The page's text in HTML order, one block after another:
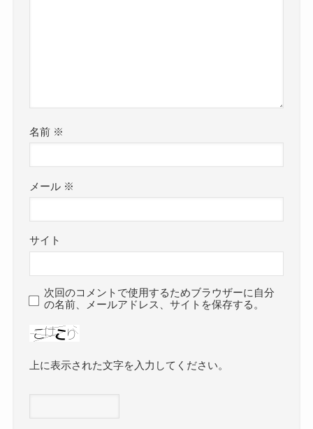
名前 ※
メール ※
サイト
次回のコメントで使用するためブラウザーに自分
の名前、メールアドレス、サイトを保存する。
上に表示された文字を入力してください。